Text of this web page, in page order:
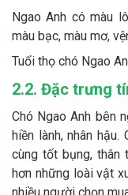
Ngao Anh có màu
màu bạc, màu mơ,
Tuổi thọ chó Ngao
2.2. Đặc trưng
Chó Ngao Anh bên
hiền lành, nhân
cùng tốt bụng, thân
hơn những loài vật